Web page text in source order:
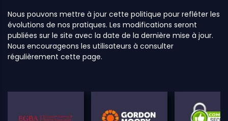
Nous pouvons mettre à jour cette politique pour refléter les
évolutions de nos pratiques. Les modifications seront
publiées sur le site avec la date de la dernière mise à jour.
Nous encourageons les utilisateurs à consulter
régulièrement cette page.